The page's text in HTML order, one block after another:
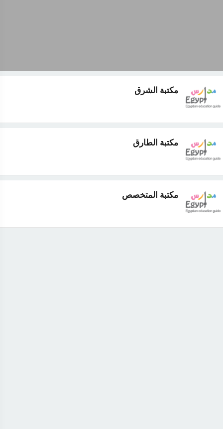
مكتبة الشرق
مكتبة الطارق
مكتبة المتخصص